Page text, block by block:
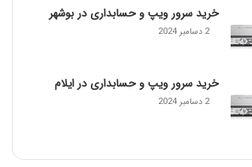
خرید سرور ویپ و حسابداری در بوشهر
2 دسامبر 2024
خرید سرور ویپ و حسابداری در ایلام
2 دسامبر 2024